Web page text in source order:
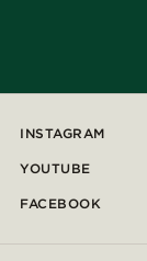
INSTAGRAM
YOUTUBE
FACEBOOK